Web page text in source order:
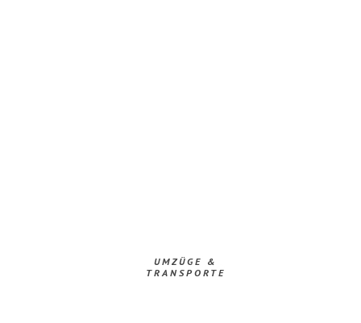
UMZÜGE &
TRANSPORTE